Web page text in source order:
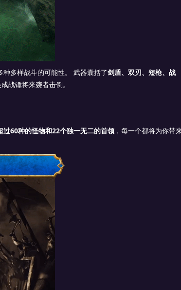
多样战斗的可能性。 武器囊括了剑盾、双刃、短枪、战
战锤将来袭者击倒。
过60种的怪物和22个独一无二的首领 ，每一个都将为你带